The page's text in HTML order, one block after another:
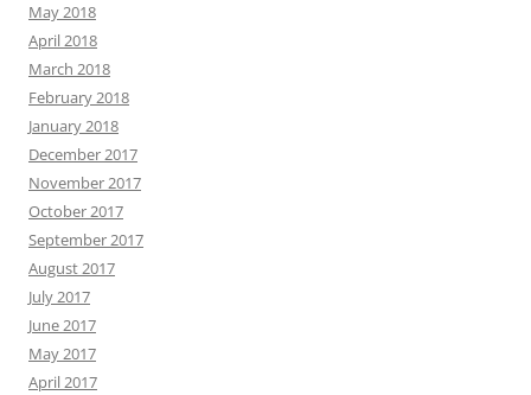
May 2018
April 2018
March 2018
February 2018
January 2018
December 2017
November 2017
October 2017
September 2017
August 2017
July 2017
June 2017
May 2017
April 2017